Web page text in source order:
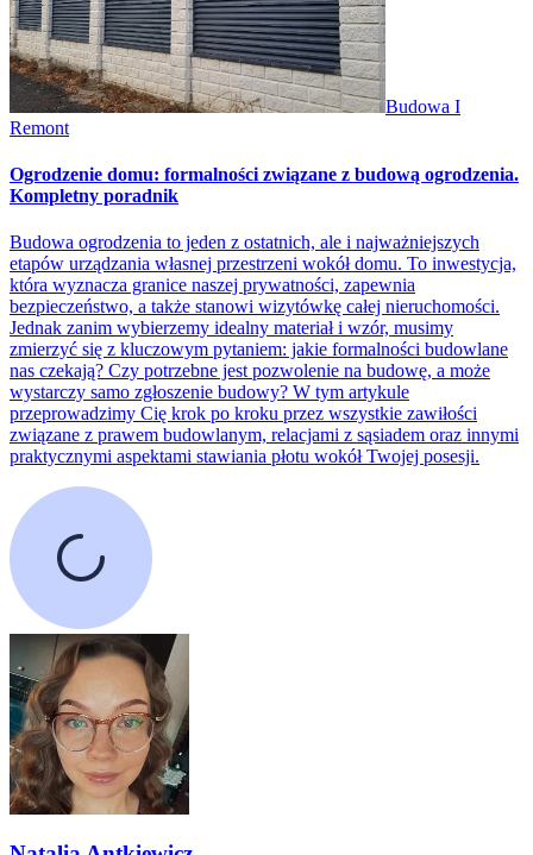
Budowa I
Remont
Ogrodzenie domu: formalności związane z budową ogrodzenia.
Kompletny poradnik
Budowa ogrodzenia to jeden z ostatnich, ale i najważniejszych
etapów urządzania własnej przestrzeni wokół domu. To inwestycja,
która wyznacza granice naszej prywatności, zapewnia
bezpieczeństwo, a także stanowi wizytówkę całej nieruchomości.
Jednak zanim wybierzemy idealny materiał i wzór, musimy
zmierzyć się z kluczowym pytaniem: jakie formalności budowlane
nas czekają? Czy potrzebne jest pozwolenie na budowę, a może
wystarczy samo zgłoszenie budowy? W tym artykule
przeprowadzimy Cię krok po kroku przez wszystkie zawiłości
związane z prawem budowlanym, relacjami z sąsiadem oraz innymi
praktycznymi aspektami stawiania płotu wokół Twojej posesji.